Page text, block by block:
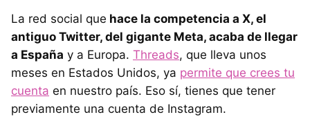
La red social que hace la competencia a X, el
antiguo Twitter, del gigante Meta, acaba de llegar
a España y a Europa. Threads, que lleva unos
meses en Estados Unidos, ya permite que crees tu
cuenta en nuestro país. Eso sí, tienes que tener
previamente una cuenta de Instagram.